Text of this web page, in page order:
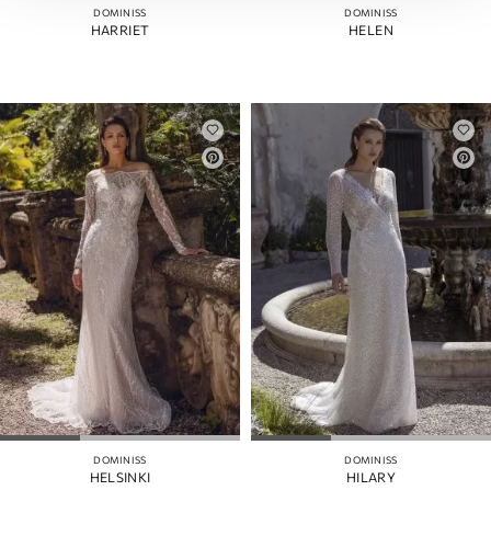
DOMINISS
HARRIET
DOMINISS
HELEN
DOMINISS
HELSINKI
DOMINISS
HILARY